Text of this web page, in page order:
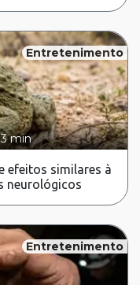
Entretenimento
3 min
efeitos similares à
neurológicos
Entretenimento